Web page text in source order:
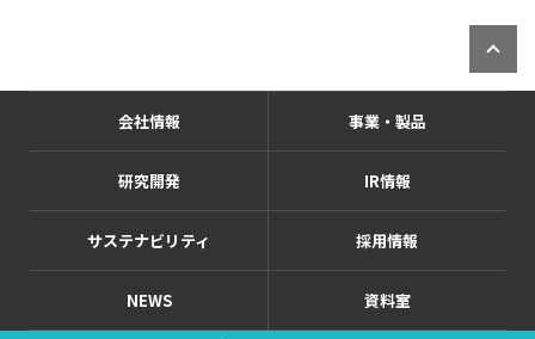
会社情報 事業・製品
研究開発 IR情報
サステナビリティ 採用情報
NEWS 資料室